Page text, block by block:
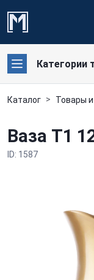
Категории
Каталог Товары
Ваза T1
ID: 1587